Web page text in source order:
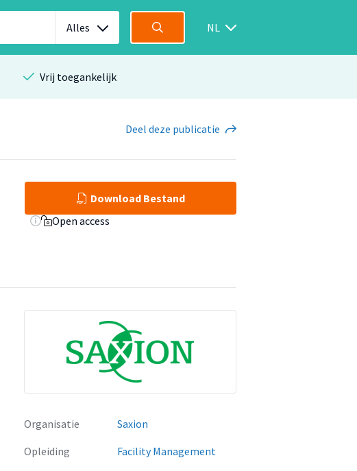
Alles NL
Vrij toegankelijk
Deel deze publicatie
Download Bestand
Open access
Organisatie
Saxion
Opleiding
Facility Management